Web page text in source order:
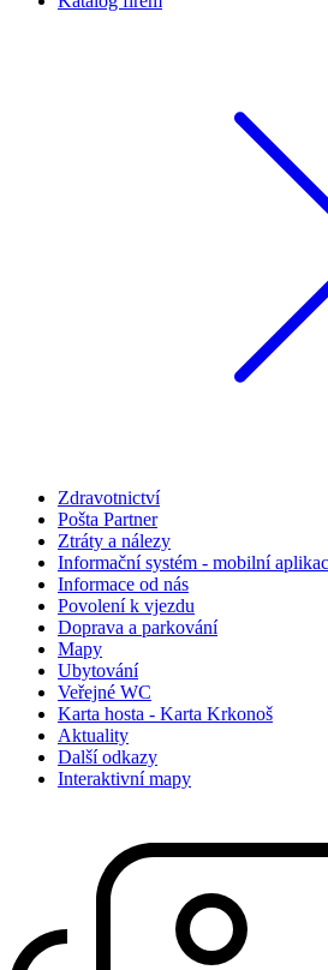
Zdravotnictví
Pošta Partner
Ztráty a nálezy
Informační systém - mobilní
Informace od nás
Povolení k vjezdu
Doprava a parkování
Mapy
Ubytování
Veřejné WC
Karta hosta - Karta Krkonoš
Aktuality
Další odkazy
Interaktivní mapy